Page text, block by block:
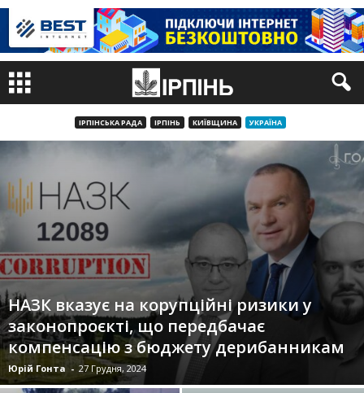
ІРПІНСЬКА РАДА ІРПІНЬ КИЇВЩИНА УКРАЇНА
НАЗК вказує на корупційні ризики у
законопроєкті, що передбачає
компенсацію з бюджету дерибанникам
Юрій Гонта - 27 Грудня, 2024